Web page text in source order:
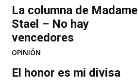
La columna de Madame
Stael – No hay
vencedores
OPINIÓN
El honor es mi divisa